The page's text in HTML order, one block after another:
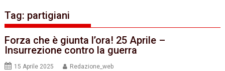
Tag: partigiani
Forza che è giunta l’ora! 25 Aprile –
Insurrezione contro la guerra
15 Aprile 2025 Redazione_web